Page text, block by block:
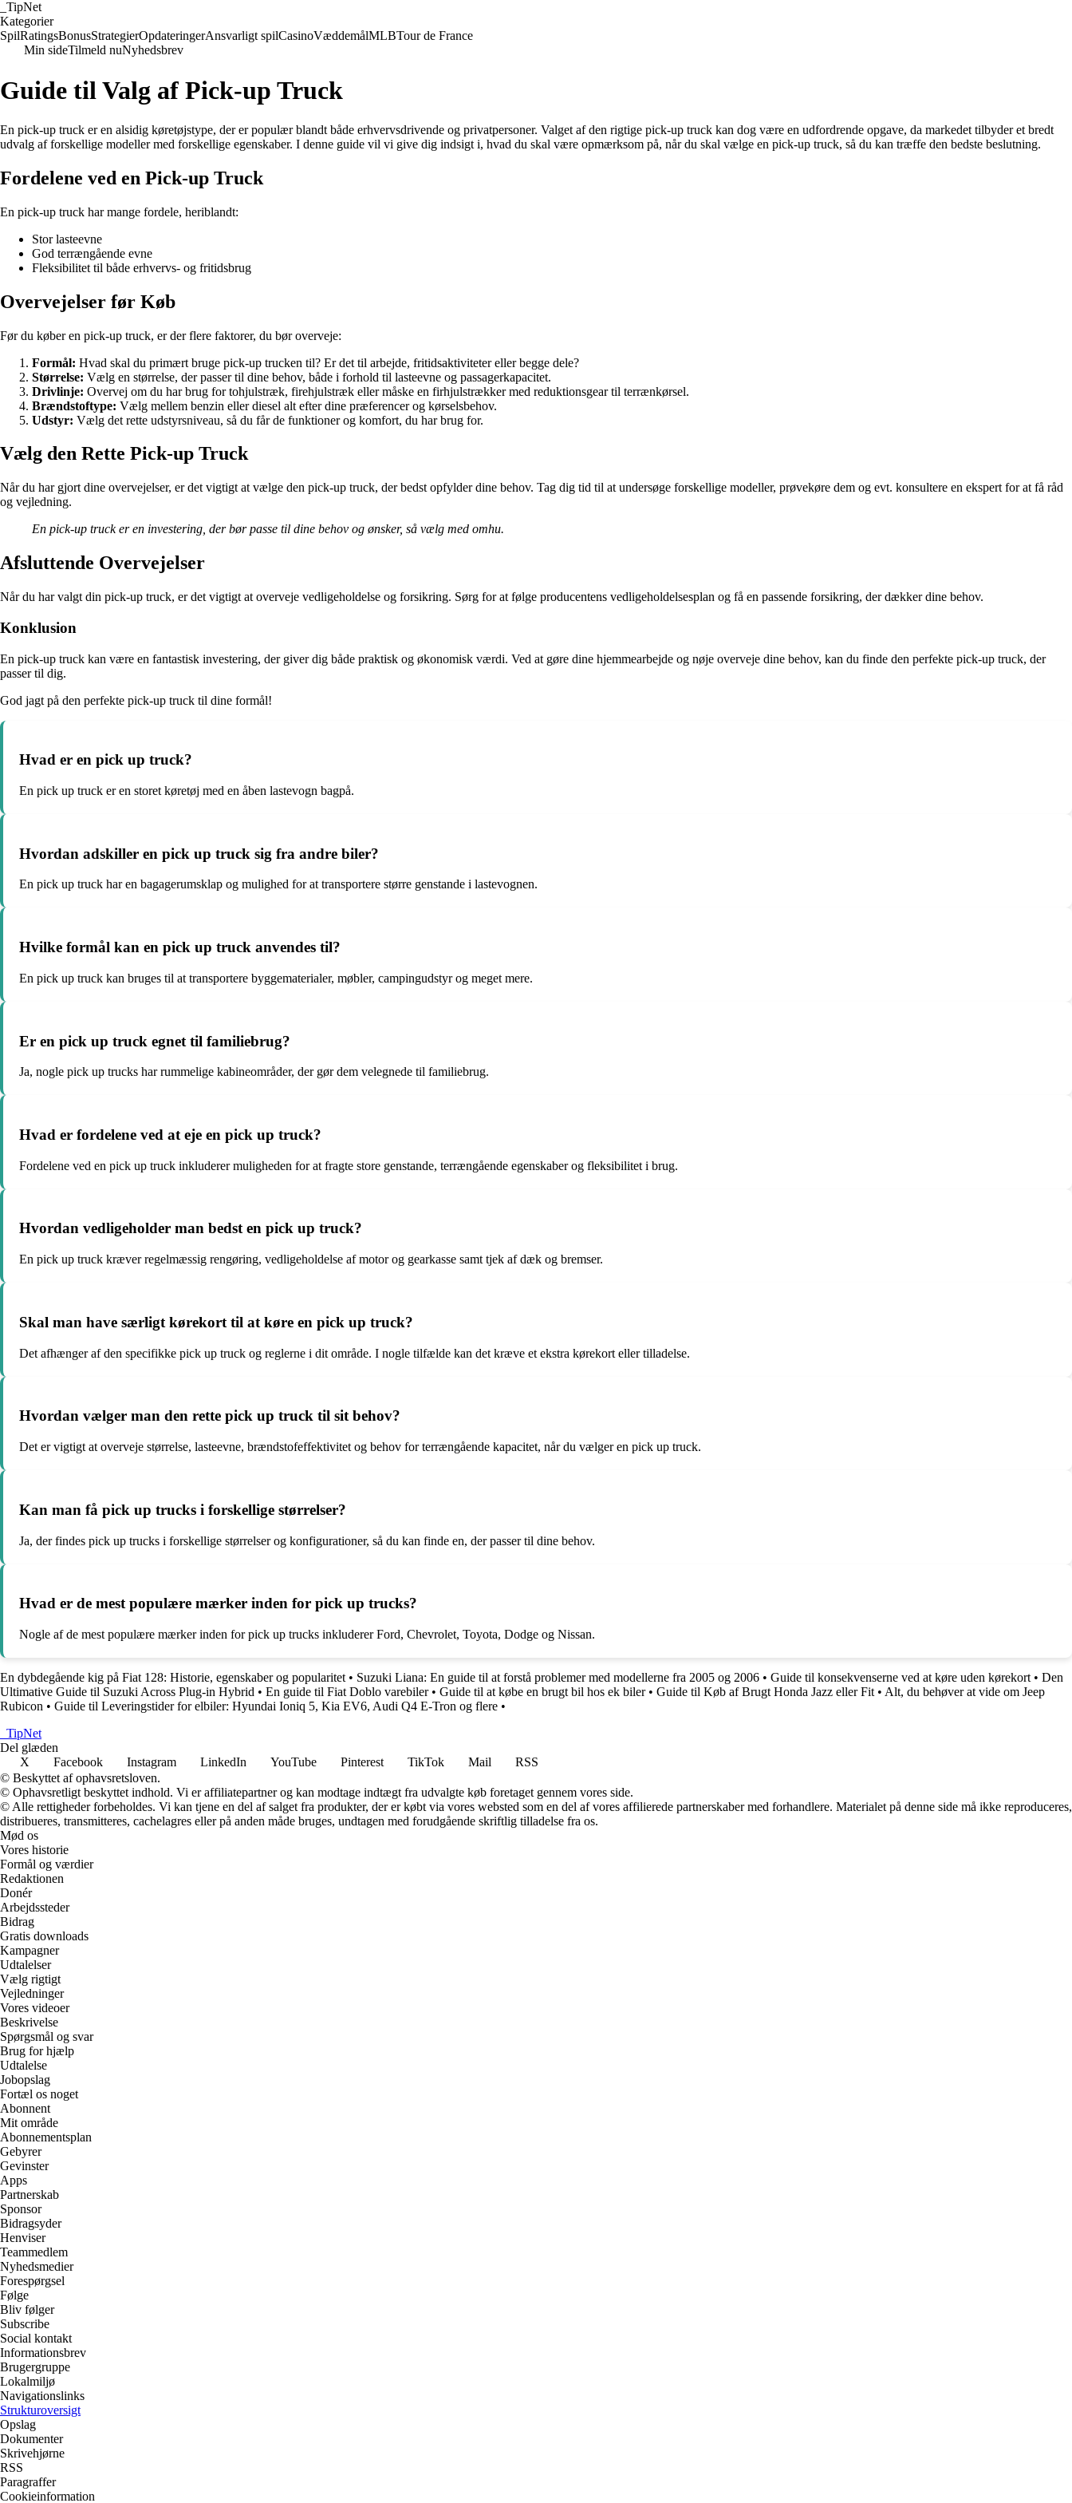
TipNet
Kategorier
SpilRatingsBonusStrategierOpdateringerAnsvarligt spilCasinoVæddemålMLBTour de France
Min sideTilmeld nuNyhedsbrev
Guide til Valg af Pick-up Truck
En pick-up truck er en alsidig køretøjstype, der er populær blandt både erhvervsdrivende og privatpersoner. Valget af den rigtige pick-up truck kan dog være en udfordrende opgave, da markedet tilbyder et bredt
udvalg af forskellige modeller med forskellige egenskaber. I denne guide vil vi give dig indsigt i, hvad du skal være opmærksom på, når du skal vælge en pick-up truck, så du kan træffe den bedste beslutning.
Fordelene ved en Pick-up Truck
En pick-up truck har mange fordele, heriblandt:
Stor lasteevne
God terrængående evne
Fleksibilitet til både erhvervs- og fritidsbrug
Overvejelser før Køb
Før du køber en pick-up truck, er der flere faktorer, du bør overveje:
Formål: Hvad skal du primært bruge pick-up trucken til? Er det til arbejde, fritidsaktiviteter eller begge dele?
Størrelse: Vælg en størrelse, der passer til dine behov, både i forhold til lasteevne og passagerkapacitet.
Drivlinje: Overvej om du har brug for tohjulstræk, firehjulstræk eller måske en firhjulstrækker med reduktionsgear til terrænkørsel.
Brændstoftype: Vælg mellem benzin eller diesel alt efter dine præferencer og kørselsbehov.
Udstyr: Vælg det rette udstyrsniveau, så du får de funktioner og komfort, du har brug for.
Vælg den Rette Pick-up Truck
Når du har gjort dine overvejelser, er det vigtigt at vælge den pick-up truck, der bedst opfylder dine behov. Tag dig tid til at undersøge forskellige modeller, prøvekøre dem og evt. konsultere en ekspert for at få råd
og vejledning.
En pick-up truck er en investering, der bør passe til dine behov og ønsker, så vælg med omhu.
Afsluttende Overvejelser
Når du har valgt din pick-up truck, er det vigtigt at overveje vedligeholdelse og forsikring. Sørg for at følge producentens vedligeholdelsesplan og få en passende forsikring, der dækker dine behov.
Konklusion
En pick-up truck kan være en fantastisk investering, der giver dig både praktisk og økonomisk værdi. Ved at gøre dine hjemmearbejde og nøje overveje dine behov, kan du finde den perfekte pick-up truck, der
passer til dig.
God jagt på den perfekte pick-up truck til dine formål!
Hvad er en pick up truck?
En pick up truck er en storet køretøj med en åben lastevogn bagpå.
Hvordan adskiller en pick up truck sig fra andre biler?
En pick up truck har en bagagerumsklap og mulighed for at transportere større genstande i lastevognen.
Hvilke formål kan en pick up truck anvendes til?
En pick up truck kan bruges til at transportere byggematerialer, møbler, campingudstyr og meget mere.
Er en pick up truck egnet til familiebrug?
Ja, nogle pick up trucks har rummelige kabineområder, der gør dem velegnede til familiebrug.
Hvad er fordelene ved at eje en pick up truck?
Fordelene ved en pick up truck inkluderer muligheden for at fragte store genstande, terrængående egenskaber og fleksibilitet i brug.
Hvordan vedligeholder man bedst en pick up truck?
En pick up truck kræver regelmæssig rengøring, vedligeholdelse af motor og gearkasse samt tjek af dæk og bremser.
Skal man have særligt kørekort til at køre en pick up truck?
Det afhænger af den specifikke pick up truck og reglerne i dit område. I nogle tilfælde kan det kræve et ekstra kørekort eller tilladelse.
Hvordan vælger man den rette pick up truck til sit behov?
Det er vigtigt at overveje størrelse, lasteevne, brændstofeffektivitet og behov for terrængående kapacitet, når du vælger en pick up truck.
Kan man få pick up trucks i forskellige størrelser?
Ja, der findes pick up trucks i forskellige størrelser og konfigurationer, så du kan finde en, der passer til dine behov.
Hvad er de mest populære mærker inden for pick up trucks?
Nogle af de mest populære mærker inden for pick up trucks inkluderer Ford, Chevrolet, Toyota, Dodge og Nissan.
En dybdegående kig på Fiat 128: Historie, egenskaber og popularitet • Suzuki Liana: En guide til at forstå problemer med modellerne fra 2005 og 2006 • Guide til konsekvenserne ved at køre uden kørekort • Den
Ultimative Guide til Suzuki Across Plug-in Hybrid • En guide til Fiat Doblo varebiler• Guide til at købe en brugt bil hos ek biler• Guide til Køb af Brugt Honda Jazz eller Fit • Alt, du behøver at vide om Jeep
Rubicon • Guide til Leveringstider for elbiler: Hyundai Ioniq 5, Kia EV6, Audi Q4 E-Tron og flere •
TipNet
Del glæden
X
Facebook Instagram LinkedIn YouTube Pinterest TikTok Mail
RSS
© Beskyttet af ophavsretsloven.
© Ophavsretligt beskyttet indhold. Vi er affiliatepartner og kan modtage indtægt fra udvalgte køb foretaget gennem vores side.
© Alle rettigheder forbeholdes. Vi kan tjene en del af salget fra produkter, der er købt via vores websted som en del af vores affilierede partnerskaber med forhandlere. Materialet på denne side må ikke reproduceres,
distribueres, transmitteres, cachelagres eller på anden måde bruges, undtagen med forudgående skriftlig tilladelse fra os.
Mød os
Vores historie
Formål og værdier
Redaktionen
Donér
Arbejdssteder
Bidrag
Gratis downloads
Kampagner
Udtalelser
Vælg rigtigt
Vejledninger
Vores videoer
Beskrivelse
Spørgsmål og svar
Brug for hjælp
Udtalelse
Jobopslag
Fortæl os noget
Abonnent
Mit område
Abonnementsplan
Gebyrer
Gevinster
Apps
Partnerskab
Sponsor
Bidragsyder
Henviser
Teammedlem
Nyhedsmedier
Forespørgsel
Følge
Bliv følger
Subscribe
Social kontakt
Informationsbrev
Brugergruppe
Lokalmiljø
Navigationslinks
Strukturoversigt
Opslag
Dokumenter
Skrivehjørne
RSS
Paragraffer
Cookieinformation